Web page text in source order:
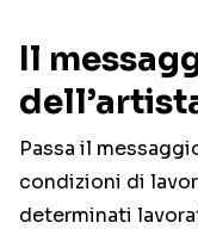
Il
Passa il
condizioni di
determinati